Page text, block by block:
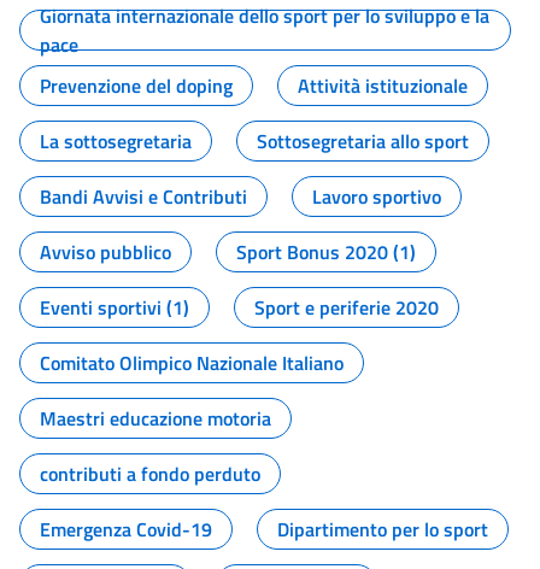
Giornata internazionale dello sport per lo sviluppo e la
pace
Prevenzione del doping
Attività istituzionale
La sottosegretaria
Sottosegretaria allo sport
Bandi Avvisi e Contributi
Lavoro sportivo
Avviso pubblico
Sport Bonus 2020 (1)
Eventi sportivi (1)
Sport e periferie 2020
Comitato Olimpico Nazionale Italiano
Maestri educazione motoria
contributi a fondo perduto
Emergenza Covid-19
Dipartimento per lo sport